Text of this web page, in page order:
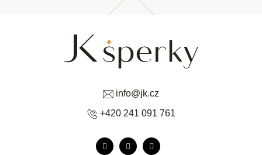
info@jk.cz
+420 241 091 761